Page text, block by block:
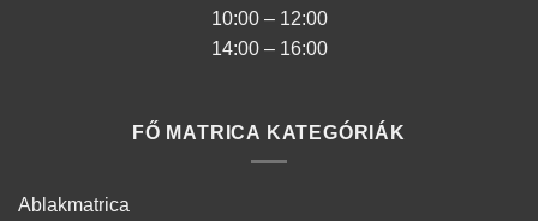
10:00 – 12:00
14:00 – 16:00
FŐ MATRICA KATEGÓRIÁK
Ablakmatrica